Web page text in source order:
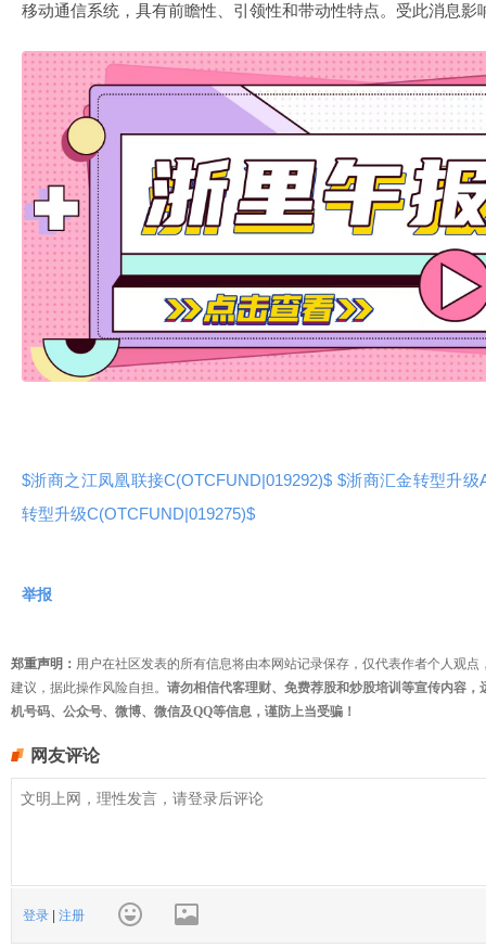
移动通信系统，具有前瞻性、引领性和带动性特点。受此消息影
$浙商之江凤凰联接C(OTCFUND|019292)$ $浙商汇金转型升级
转型升级C(OTCFUND|019275)$
举报
郑重声明： 用户在社区发表的所有信息将由本网站记录保存，仅代表作者个人观
建议，据此操作风险自担。 请勿相信代客理财、免费荐股和炒股培训等宣传内容
机号码、公众号、微博、微信及QQ等信息，谨防上当受骗！
网友评论
登录 | 注册